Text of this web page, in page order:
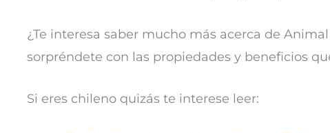
¿Te interesa saber mucho más acerca de
sorpréndete con las propiedades y beneficios
Si eres chileno quizás te interese leer: